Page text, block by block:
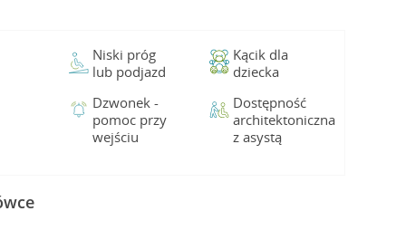
Niski próg
lub podjazd
Dzwonek -
pomoc przy
wejściu
Kącik dla
dziecka
Dostępność
architektoniczna
z asystą